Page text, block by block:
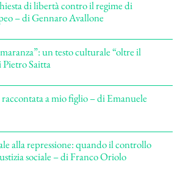
di libertà contro il regime di
– di Gennaro Avallone
un testo culturale “oltre il
Saitta
a mio figlio – di Emanuele
alla repressione: quando il controllo
sociale – di Franco Oriolo